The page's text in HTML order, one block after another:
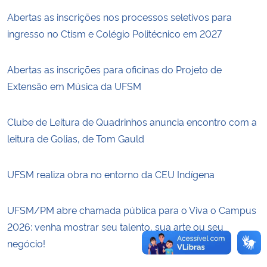
Gabinete de Segurança Institucional
Advocacia-Geral da União
Abertas as inscrições nos processos seletivos para
ingresso no Ctism e Colégio Politécnico em 2027
Abertas as inscrições para oficinas do Projeto de
Extensão em Música da UFSM
Clube de Leitura de Quadrinhos anuncia encontro com a
leitura de Golias, de Tom Gauld
UFSM realiza obra no entorno da CEU Indígena
UFSM/PM abre chamada pública para o Viva o Campus
2026: venha mostrar seu talento, sua arte ou seu
negócio!